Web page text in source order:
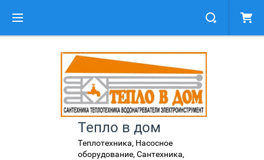
Тепло в дом
Теплотехника, Насосное
оборудование, Сантехника,